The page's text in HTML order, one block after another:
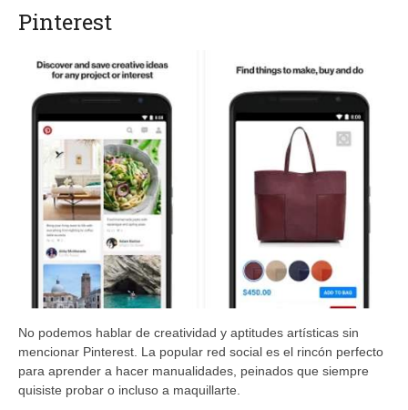
Pinterest
No podemos hablar de creatividad y aptitudes artísticas sin
mencionar Pinterest. La popular red social es el rincón perfecto
para aprender a hacer manualidades, peinados que siempre
quisiste probar o incluso a maquillarte.